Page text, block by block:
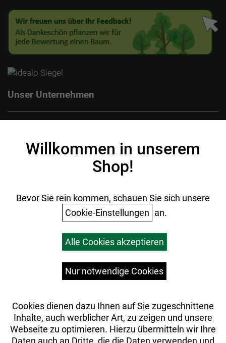
Unser Unternehmen
Datenschutz
Ihr Einkauf
Versandkosten
Willkommen in unserem
Shop!
Bevor Sie rein kommen, schauen Sie sich unsere
Cookie-Einstellungen an.
Alle Cookies akzeptieren
Nur notwendige Cookies
Cookies dienen dazu Ihnen auf Sie zugeschnittene
Inhalte, auch werblicher Art, zu zeigen und unsere
Webseite zu optimieren. Hierzu übermitteln wir Ihre
Daten auch an Dritte, die die Daten verwenden und